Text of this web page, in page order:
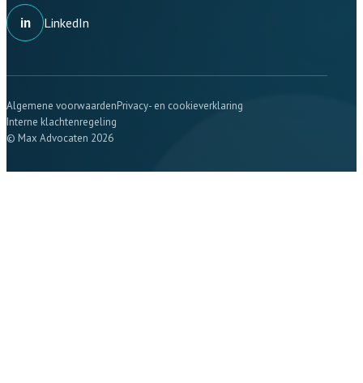
in LinkedIn
Algemene voorwaardenPrivacy- en cookieverklaring
Interne klachtenregeling
© Max Advocaten 2026